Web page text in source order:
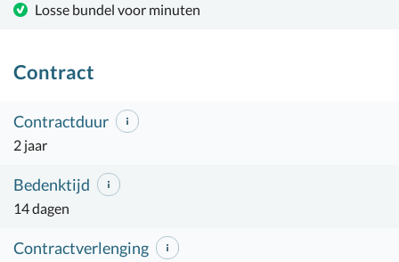
Losse bundel voor minuten
Contract
Contractduur
2 jaar
Bedenktijd
14 dagen
Contractverlenging